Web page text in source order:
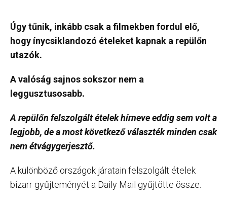
Úgy tűnik, inkább csak a filmekben fordul elő,
hogy ínycsiklandozó ételeket kapnak a repülőn
utazók.
A valóság sajnos sokszor nem a
leggusztusosabb.
A repülőn felszolgált ételek hírneve eddig sem volt a
legjobb, de a most következő választék minden csak
nem étvágygerjesztő.
A különböző országok járatain felszolgált ételek
bizarr gyűjteményét a Daily Mail gyűjtötte össze.